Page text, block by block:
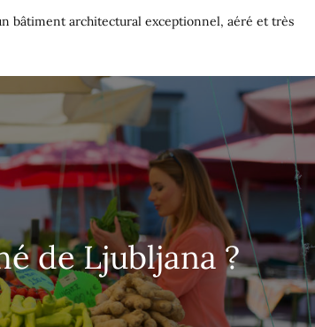
bâtiment architectural exceptionnel, aéré et très
de Ljubljana ?